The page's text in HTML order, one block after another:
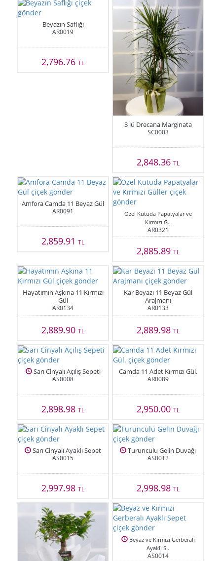
Beyazın Saflığı
AR0019
2,796.76TL
3 lü Drecana Marginata
SC0003
2,848.36 TL
Amfora Camda 11 Beyaz Gül
AR0091
2,859.91TL
Özel Kutuda Papatyalar ve
Kırmızı G..
AR0321
2,885.89 TL
Hayatımın Aşkına 11 Kırmızı
Gül
AR0134
2,889.90TL
Kar Beyazı 11 Beyaz Gül
Arajmanı
AR0133
2,889.98 TL
Sarı Cinyalı Açılış Sepeti
AS0008
2,898.98TL
Camda 11 Adet Kırmızı Gül.
AR0089
2,950.00 TL
Sarı Cinyalı Ayaklı Sepet
AS0015
2,997.98TL
Turunculu Gelin Duvağı
AS0012
2,998.98 TL
Beyaz ve Kırmızı Gerberalı
Ayaklı S..
AS0014